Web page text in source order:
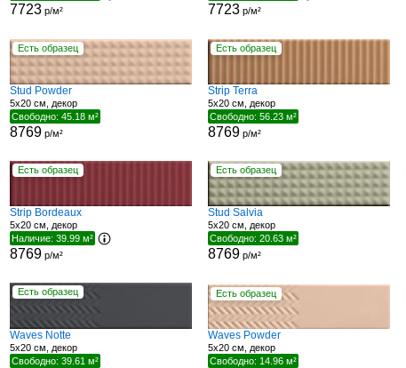
7723р/м² 7723 р/м²
Есть образец
Stud Powder
5x20 см, декор
Свободно: 45.18 м²
8769р/м²
Есть образец
Strip Terra
5x20 см, декор
Свободно: 56.23 м²
8769 р/м²
Есть образец
Strip Bordeaux
5x20 см, декор
Наличие: 39.99 м²
8769р/м²
Есть образец
Stud Salvia
5x20 см, декор
Свободно: 20.63 м²
8769 р/м²
Есть образец
Waves Notte
5x20 см, декор
Свободно: 39.61 м²
Есть образец
Waves Powder
5x20 см, декор
Свободно: 14.96 м²